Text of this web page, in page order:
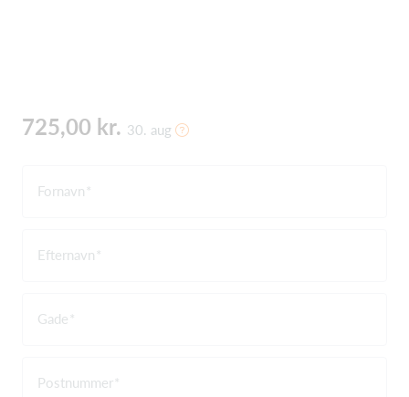
725,00 kr. 30. aug
Fornavn
Efternavn
Gade
Postnummer